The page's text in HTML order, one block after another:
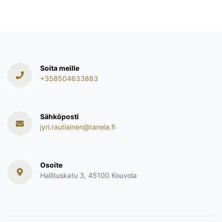
Soita meille
+358504633883
Sähköposti
jyri.rautiainen@ranela.fi
Osoite
Hallituskatu 3, 45100 Kouvola